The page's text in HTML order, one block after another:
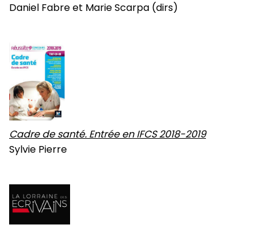
Daniel Fabre et Marie Scarpa (dirs)
Cadre de santé. Entrée en IFCS 2018-2019
Sylvie Pierre